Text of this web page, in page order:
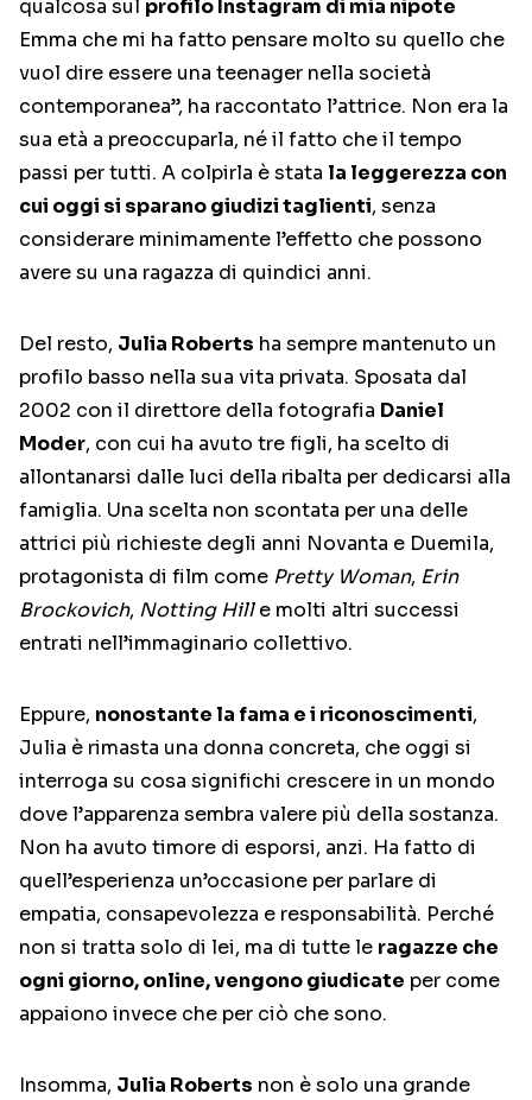
qualcosa sul profilo Instagram di mia nipote
Emma che mi ha fatto pensare molto su quello che
vuol dire essere una teenager nella società
contemporanea”, ha raccontato l’attrice. Non era la
sua età a preoccuparla, né il fatto che il tempo
passi per tutti. A colpirla è stata la leggerezza con
cui oggi si sparano giudizi taglienti, senza
considerare minimamente l’effetto che possono
avere su una ragazza di quindici anni.
Del resto, Julia Roberts ha sempre mantenuto un
profilo basso nella sua vita privata. Sposata dal
2002 con il direttore della fotografia Daniel
Moder, con cui ha avuto tre figli, ha scelto di
allontanarsi dalle luci della ribalta per dedicarsi alla
famiglia. Una scelta non scontata per una delle
attrici più richieste degli anni Novanta e Duemila,
protagonista di film come Pretty Woman, Erin
Brockovich, Notting Hille molti altri successi
entrati nell’immaginario collettivo.
Eppure, nonostante la fama e i riconoscimenti,
Julia è rimasta una donna concreta, che oggi si
interroga su cosa significhi crescere in un mondo
dove l’apparenza sembra valere più della sostanza.
Non ha avuto timore di esporsi, anzi. Ha fatto di
quell’esperienza un’occasione per parlare di
empatia, consapevolezza e responsabilità. Perché
non si tratta solo di lei, ma di tutte le ragazze che
ogni giorno, online, vengono giudicate per come
appaiono invece che per ciò che sono.
Insomma, Julia Roberts non è solo una grande